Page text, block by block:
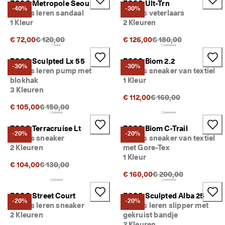
-40%
ECCO Metropole Seoul
Dames leren sandaal
1 Kleur
€ 72,00Originele prijs {{price}}:
€ 120,00
-30%
ECCO Ult-Trn
Dames veterlaars
2 Kleuren
€ 126,00Originele prijs
€ 180,00
-30%
ECCO Sculpted Lx 55
Dames leren pump met
blokhak
3 Kleuren
€ 105,00Originele prijs {{price}}:
€ 150,00
-30%
ECCO Biom 2.2
Dames sneaker van textiel
1 Kleur
€ 112,00Originele prijs
€ 160,00
-20%
ECCO Terracruise Lt
Dames sneaker
2 Kleuren
€ 104,00Originele prijs {{price}}:
€ 130,00
-20%
ECCO Biom C-Trail
Dames sneaker van textiel
met Gore-Tex
1 Kleur
€ 160,00Originele prijs
€ 200,00
-20%
ECCO Street Court
Dames leren sneaker
2 Kleuren
-20%
ECCO Sculpted Alba 25
Dames leren slipper met
gekruist bandje